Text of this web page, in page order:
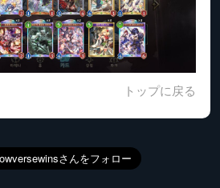
トップに戻る